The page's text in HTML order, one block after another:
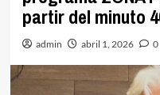
partir del minuto
admin abril 1, 2026 0